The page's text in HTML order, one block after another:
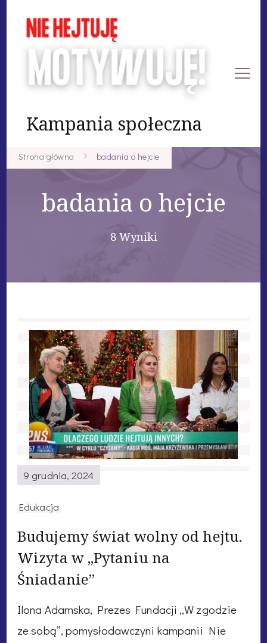
Kampania społeczna
Strona główna badania o hejcie
badania o hejcie
8 Wyniki
9 grudnia, 2024
Edukacja
Budujemy świat wolny od hejtu.
Wizyta w „Pytaniu na
Śniadanie”
Ilona Adamska, Prezes Fundacji „W zgodzie
ze sobą”, pomysłodawczyni kampanii Nie